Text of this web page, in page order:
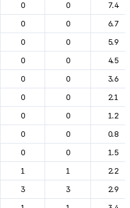
0 0
7.4
0 0
6.7
0 0
5.9
0 0
4.5
0 0
3.6
0 0
2.1
0 0
1.2
0 0
0.8
0 0
1.5
1 1
2.2
3 3
2.9